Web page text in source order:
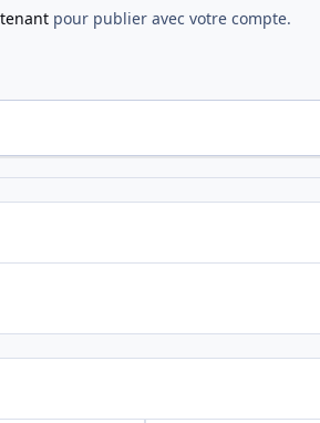
pour publier avec votre compte.